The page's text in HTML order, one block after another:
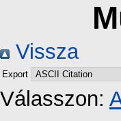
Vissza
Export
Válasszon: